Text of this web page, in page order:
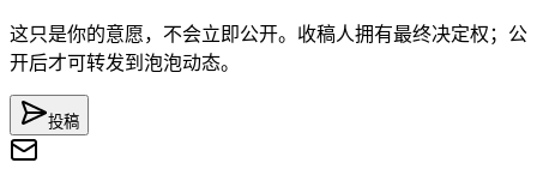
这只是你的意愿，不会立即公开。收稿人拥有最终决定权；公
开后才可转发到泡泡动态。
投稿